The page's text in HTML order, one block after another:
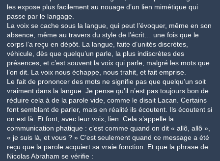
les expose plus facilement au nouage d’un lien mimétique qui
passe par le langage.
La voix se cache sous la langue, qui peut l’évoquer, même en son
absence, même au travers du style de l’écrit… une fois que le
corps l’a reçu en dépôt. La langue, faite d’unités discrètes,
véhicule, dès que quelqu’un parle, la plus indiscrètes des
présences, et c’est souvent la voix qui parle, malgré les mots que
l’on dit. La voix nous échappe, nous trahit, et fait emprise.
Le fait de prononcer des mots ne signifie pas que quelqu’un soit
vraiment dans la langue. Je pense qu’il n’est pas toujours bon de
réduire cela à de la parole vide, comme le disait Lacan. Certains
font semblant de parler, mais en réalité ils écoutent. Ils écoutent si
on est là. Et font, avec leur voix, lien. Cela s’appelle la
communication phatique : c’est comme quand on dit « allô, allô »,
« je suis là, et vous ? » C’est seulement quand ce message a été
reçu que la parole acquiert sa vraie fonction. Et que la phrase de
Nicolas Abraham se vérifie :